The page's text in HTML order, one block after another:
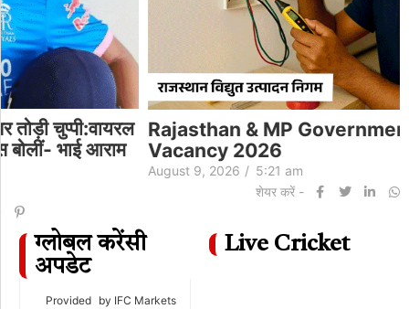
Rajasthan & MP Government Job
Vacancy 2026
5:21 am
ग्लोबल करेंसी
अपडेट
Provided by IFC Markets
Live Cricket